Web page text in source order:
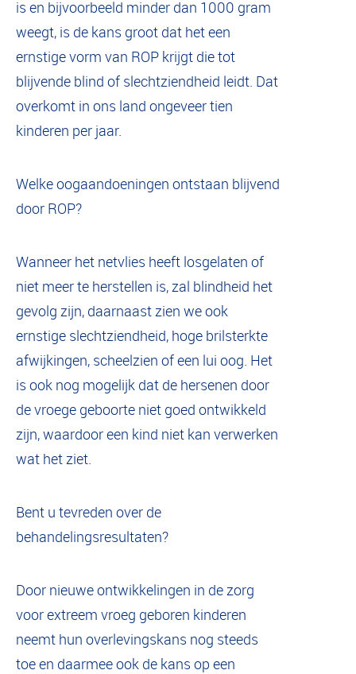
is en bijvoorbeeld minder dan 1000 gram
weegt, is de kans groot dat het een
ernstige vorm van ROP krijgt die tot
blijvende blind of slechtziendheid leidt. Dat
overkomt in ons land ongeveer tien
kinderen per jaar.
Welke oogaandoeningen ontstaan blijvend
door ROP?
Wanneer het netvlies heeft losgelaten of
niet meer te herstellen is, zal blindheid het
gevolg zijn, daarnaast zien we ook
ernstige slechtziendheid, hoge brilsterkte
afwijkingen, scheelzien of een lui oog. Het
is ook nog mogelijk dat de hersenen door
de vroege geboorte niet goed ontwikkeld
zijn, waardoor een kind niet kan verwerken
wat het ziet.
Bent u tevreden over de
behandelingsresultaten?
Door nieuwe ontwikkelingen in de zorg
voor extreem vroeg geboren kinderen
neemt hun overlevingskans nog steeds
toe en daarmee ook de kans op een